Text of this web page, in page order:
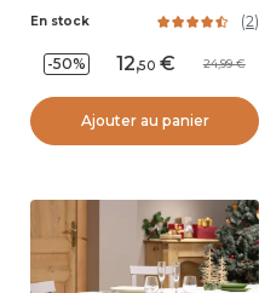
En stock (2)
-50% 12,50 24,99
Ajouter au panier